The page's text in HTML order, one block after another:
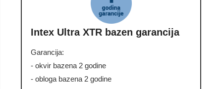
Intex Ultra XTR bazen garancija
Garancija:
- okvir bazena 2 godine
- obloga bazena 2 godine